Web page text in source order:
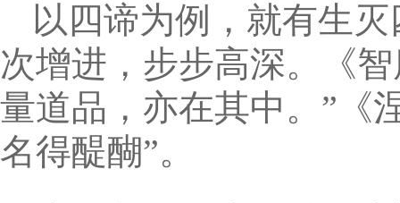
以四谛为例，就有生
次增进，步步高深。《
量道品，亦在其中。”《
名得醍醐”。